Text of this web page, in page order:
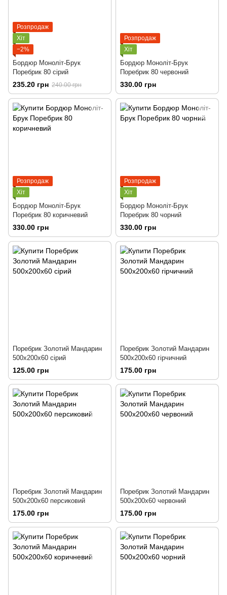
Розпродаж
Хіт
−2%
Бордюр Моноліт-Брук
Поребрик 80 сірий
235.20 грн 240.00 грн
Розпродаж
Хіт
Бордюр Моноліт-Брук
Поребрик 80 червоний
330.00 грн
Розпродаж
Хіт
Бордюр Моноліт-Брук
Поребрик 80 коричневий
330.00 грн
Розпродаж
Хіт
Бордюр Моноліт-Брук
Поребрик 80 чорний
330.00 грн
Поребрик Золотий Мандарин
500х200х60 сірий
125.00 грн
Поребрик Золотий Мандарин
500х200х60 гірчичний
175.00 грн
Поребрик Золотий Мандарин
500х200х60 персиковий
175.00 грн
Поребрик Золотий Мандарин
500х200х60 червоний
175.00 грн